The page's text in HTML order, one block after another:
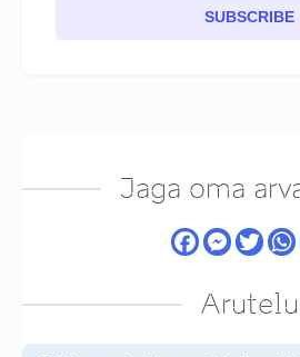
SUBSCRIBE
Jaga oma
Arutelu